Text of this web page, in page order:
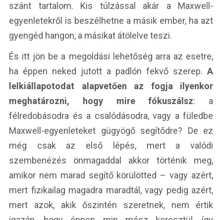
szánt tartalom. Kis túlzással akár a Maxwell-
egyenletekről is beszélhetne a másik ember, ha azt
gyengéd hangon, a másikat átölelve teszi.
És itt jön be a megoldási lehetőség arra az esetre,
ha éppen neked jutott a padlón fekvő szerep. A
lelkiállapotodat alapvetően az fogja ilyenkor
meghatározni, hogy mire fókuszálsz: a
félredobásodra és a csalódásodra, vagy a füledbe
Maxwell-egyenleteket gügyögő segítődre? De ez
még csak az első lépés, mert a valódi
szembenézés önmagaddal akkor történik meg,
amikor nem marad segítő körülötted – vagy azért,
mert fizikailag magadra maradtál, vagy pedig azért,
mert azok, akik őszintén szeretnek, nem értik